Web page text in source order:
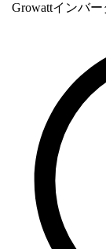
Growattインバ